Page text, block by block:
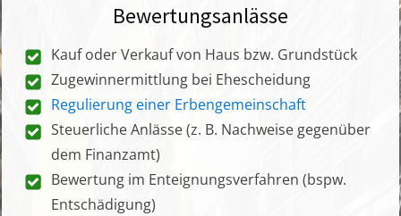
Bewertungsanlässe
Kauf oder Verkauf von Haus bzw. Grundstück
Zugewinnermittlung bei Ehescheidung
Regulierung einer Erbengemeinschaft
Steuerliche Anlässe (z. B. Nachweise gegenüber
dem Finanzamt)
Bewertung im Enteignungsverfahren (bspw.
Entschädigung)